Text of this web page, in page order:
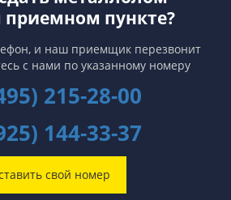
пункте?
и наш приемщик перезвонит
с нами по указанному номеру
215-28-00
144-33-37
свой номер